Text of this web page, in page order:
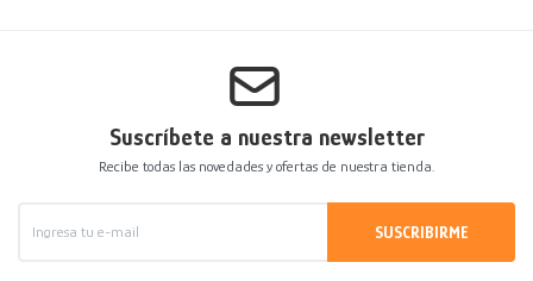
Suscríbete a nuestra newsletter
Recibe todas las novedades y ofertas de nuestra tienda.
SUSCRIBIRME